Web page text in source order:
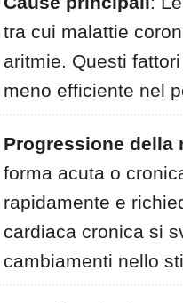
tra cui malattie
aritmie. Questi
meno efficiente nel
Progressione della
forma acuta o
rapidamente e
cardiaca cronica si
cambiamenti nello